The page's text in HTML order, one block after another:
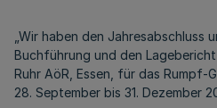
„Wir haben den Jahresabschluss
Buchführung und den
Ruhr AöR, Essen, für das Rumpf-
28. September bis 31. Dezember